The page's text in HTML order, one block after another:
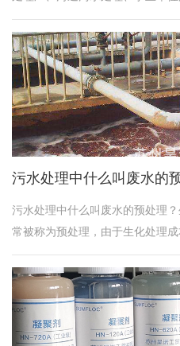
处理厂COD、SS较高处理难度较
中水是一种水质变化大、难处理
的污水中含有高浓度的有机物，
来处理污水的产品都必须能容忍
度的有机物和活性生物，因此要
酰胺PAM。聚丙烯酰胺用作市政
泥脱水聚丙烯酰胺如何让选择呢
污水处理中什么叫废水的
污水处理中什么叫废水的预处理
常被称为预处理，由于生化处理成
般工业废水都采用生化处理，生
主要处理手段。然而，废水中含
制、有毒害的有机物质，因此废
必要的预处理，以尽可能地减少
和有抑制作用的物质，确保生化